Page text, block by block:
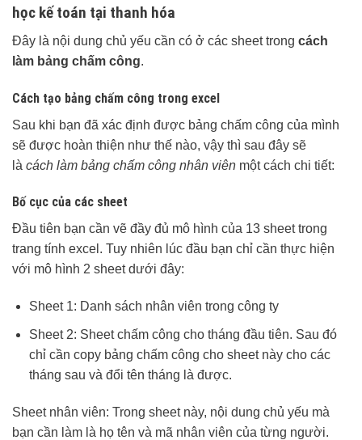
học kế toán tại thanh hóa
Đây là nội dung chủ yếu cần có ở các sheet trong cách
làm bảng chấm công.
Cách tạo bảng chấm công trong excel
Sau khi bạn đã xác định được bảng chấm công của mình
sẽ được hoàn thiện như thế nào, vậy thì sau đây sẽ
là cách làm bảng chấm công nhân viên một cách chi tiết:
Bố cục của các sheet
Đầu tiên bạn cần vẽ đầy đủ mô hình của 13 sheet trong
trang tính excel. Tuy nhiên lúc đầu bạn chỉ cần thực hiện
với mô hình 2 sheet dưới đây:
Sheet 1: Danh sách nhân viên trong công ty
Sheet 2: Sheet chấm công cho tháng đầu tiên. Sau đó
chỉ cần copy bảng chấm công cho sheet này cho các
tháng sau và đổi tên tháng là được.
Sheet nhân viên: Trong sheet này, nội dung chủ yếu mà
bạn cần làm là họ tên và mã nhân viên của từng người.